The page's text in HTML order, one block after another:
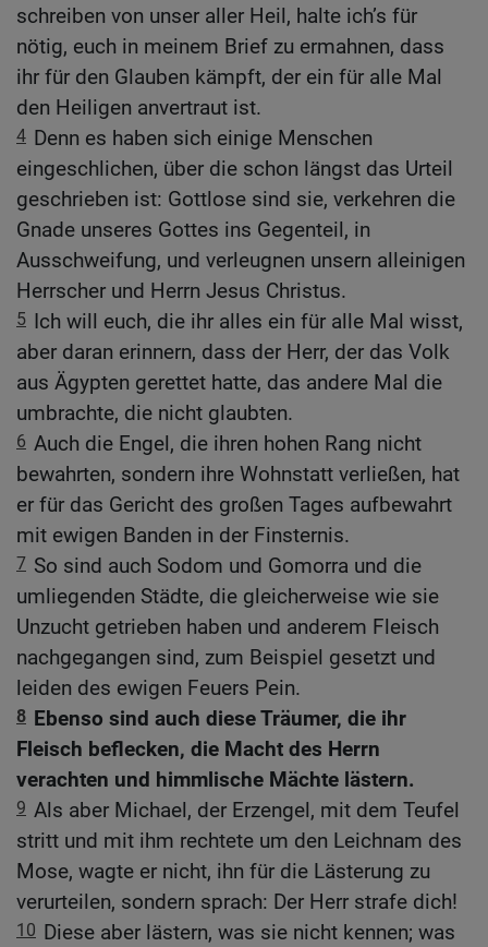
schreiben von unser aller Heil, halte ich’s für
nötig, euch in meinem Brief zu ermahnen, dass
ihr für den Glauben kämpft, der ein für alle Mal
den Heiligen anvertraut ist.
4 Denn es haben sich einige Menschen
eingeschlichen, über die schon längst das Urteil
geschrieben ist: Gottlose sind sie, verkehren die
Gnade unseres Gottes ins Gegenteil, in
Ausschweifung, und verleugnen unsern alleinigen
Herrscher und Herrn Jesus Christus.
5 Ich will euch, die ihr alles ein für alle Mal wisst,
aber daran erinnern, dass der Herr, der das Volk
aus Ägypten gerettet hatte, das andere Mal die
umbrachte, die nicht glaubten.
6 Auch die Engel, die ihren hohen Rang nicht
bewahrten, sondern ihre Wohnstatt verließen, hat
er für das Gericht des großen Tages aufbewahrt
mit ewigen Banden in der Finsternis.
7 So sind auch Sodom und Gomorra und die
umliegenden Städte, die gleicherweise wie sie
Unzucht getrieben haben und anderem Fleisch
nachgegangen sind, zum Beispiel gesetzt und
leiden des ewigen Feuers Pein.
8 Ebenso sind auch diese Träumer, die ihr
Fleisch beflecken, die Macht des Herrn
verachten und himmlische Mächte lästern.
9 Als aber Michael, der Erzengel, mit dem Teufel
stritt und mit ihm rechtete um den Leichnam des
Mose, wagte er nicht, ihn für die Lästerung zu
verurteilen, sondern sprach: Der Herr strafe dich!
10 Diese aber lästern, was sie nicht kennen; was